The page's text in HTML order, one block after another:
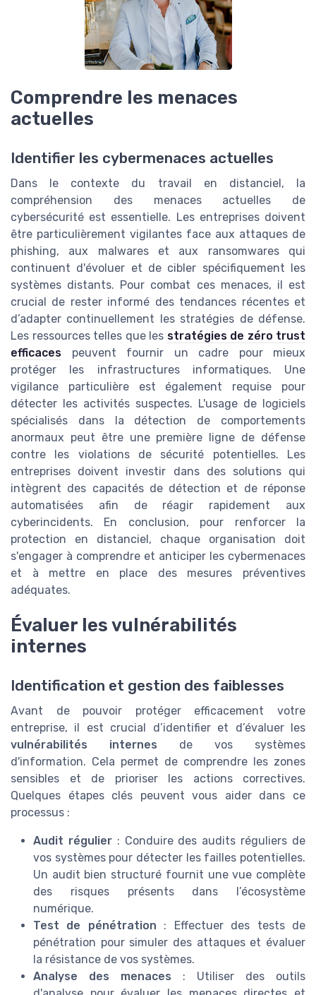
Comprendre les menaces
actuelles
Identifier les cybermenaces actuelles
Dans le contexte du travail en distanciel, la
compréhension des menaces actuelles de
cybersécurité est essentielle. Les entreprises doivent
être particulièrement vigilantes face aux attaques de
phishing, aux malwares et aux ransomwares qui
continuent d'évoluer et de cibler spécifiquement les
systèmes distants. Pour combat ces menaces, il est
crucial de rester informé des tendances récentes et
d’adapter continuellement les stratégies de défense.
Les ressources telles que les stratégies de zéro trust
efficaces peuvent fournir un cadre pour mieux
protéger les infrastructures informatiques. Une
vigilance particulière est également requise pour
détecter les activités suspectes. L'usage de logiciels
spécialisés dans la détection de comportements
anormaux peut être une première ligne de défense
contre les violations de sécurité potentielles. Les
entreprises doivent investir dans des solutions qui
intègrent des capacités de détection et de réponse
automatisées afin de réagir rapidement aux
cyberincidents. En conclusion, pour renforcer la
protection en distanciel, chaque organisation doit
s'engager à comprendre et anticiper les cybermenaces
et à mettre en place des mesures préventives
adéquates.
Évaluer les vulnérabilités
internes
Identification et gestion des faiblesses
Avant de pouvoir protéger efficacement votre
entreprise, il est crucial d’identifier et d’évaluer les
vulnérabilités internes de vos systèmes
d'information. Cela permet de comprendre les zones
sensibles et de prioriser les actions correctives.
Quelques étapes clés peuvent vous aider dans ce
processus :
Audit régulier: Conduire des audits réguliers de
vos systèmes pour détecter les failles potentielles.
Un audit bien structuré fournit une vue complète
des risques présents dans l’écosystème
numérique.
Test de pénétration : Effectuer des tests de
pénétration pour simuler des attaques et évaluer
la résistance de vos systèmes.
Analyse des menaces : Utiliser des outils